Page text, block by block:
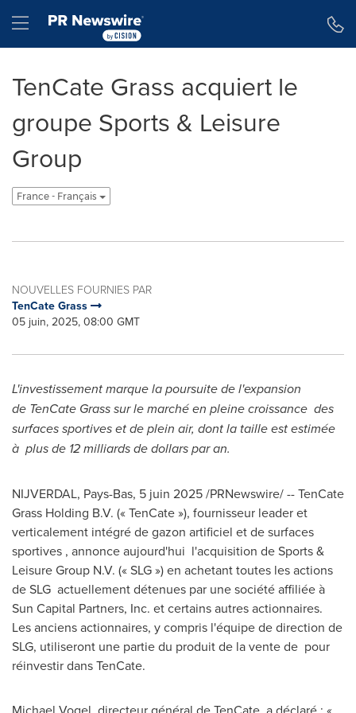
Hamburger menu
TenCate Grass acquiert le
groupe Sports & Leisure
Group
France - Français
NOUVELLES FOURNIES PAR
TenCate Grass
05 juin, 2025, 08:00 GMT
L'investissement marque la poursuite de l'expansion
de TenCate Grass sur le marché en pleine croissance des
surfaces sportives et de plein air, dont la taille est estimée
à plus de 12 milliards de dollars par an.
NIJVERDAL, Pays-Bas, 5 juin 2025/PRNewswire/ -- TenCate
Grass Holding B.V. (« TenCate »), fournisseur leader et
verticalement intégré de gazon artificiel et de surfaces
sportives , annonce aujourd'hui l'acquisition de Sports &
Leisure Group N.V. (« SLG ») en achetant toutes les actions
de SLG actuellement détenues par une société affiliée à
Sun Capital Partners, Inc. et certains autres actionnaires.
Les anciens actionnaires, y compris l'équipe de direction de
SLG, utiliseront une partie du produit de la vente de pour
réinvestir dans TenCate.